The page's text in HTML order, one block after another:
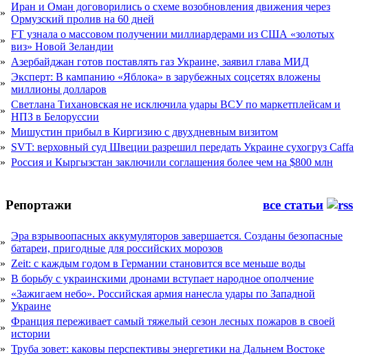
»
Иран и Оман договорились о схеме возобновления движения через
Ормузский пролив на 60 дней
»
FT узнала о массовом получении миллиардерами из США «золотых
виз» Новой Зеландии
» Азербайджан готов поставлять газ Украине, заявил глава МИД
»
Эксперт: В кампанию «Яблока» в зарубежных соцсетях вложены
миллионы долларов
»
Светлана Тихановская не исключила удары ВСУ по маркетплейсам и
НПЗ в Белоруссии
» Мишустин прибыл в Киргизию с двухдневным визитом
» SVT: верховный суд Швеции разрешил передать Украине сухогруз Caffa
» Россия и Кыргызстан заключили соглашения более чем на $800 млн
Репортажи все статьи
»
Эра взрывоопасных аккумуляторов завершается. Созданы безопасные
батареи, пригодные для российских морозов
» Zeit: с каждым годом в Германии становится все меньше воды
» В борьбу с украинскими дронами вступает народное ополчение
»
«Зажигаем небо». Российская армия нанесла удары по Западной
Украине
»
Франция переживает самый тяжелый сезон лесных пожаров в своей
истории
» Труба зовет: каковы перспективы энергетики на Дальнем Востоке